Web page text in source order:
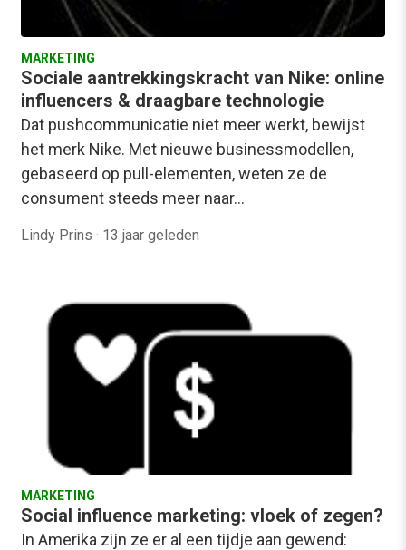
MARKETING
Sociale aantrekkingskracht van Nike: online
influencers & draagbare technologie
Dat pushcommunicatie niet meer werkt, bewijst
het merk Nike. Met nieuwe businessmodellen,
gebaseerd op pull-elementen, weten ze de
consument steeds meer naar…
Lindy Prins · 13 jaar geleden
MARKETING
Social influence marketing: vloek of zegen?
In Amerika zijn ze er al een tijdje aan gewend: